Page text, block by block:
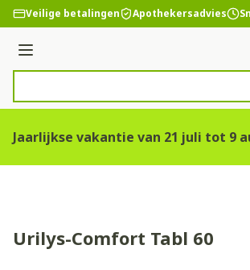
Ga naar de inhoud
Veilige betalingen Apothekersadvies
Menu
Jaarlijkse vakantie van 21 juli tot 9
Urilys-Comfort Tabl 60